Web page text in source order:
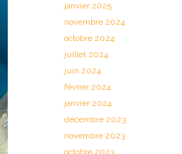
janvier 2025
novembre 2024
octobre 2024
juillet 2024
juin 2024
février 2024
janvier 2024
décembre 2023
novembre 2023
octobre 2023